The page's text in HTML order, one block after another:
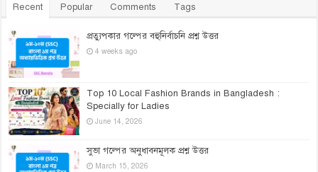
Recent Popular Comments Tags
প্রত্যুপকার গল্পের বহুনির্বাচনি প্রশ্ন উত্তর
4 weeks ago
Top 10 Local Fashion Brands in Bangladesh :
Specially for Ladies
June 14, 2026
সুভা গল্পের অনুধাবনমূলক প্রশ্ন উত্তর
March 15, 2026